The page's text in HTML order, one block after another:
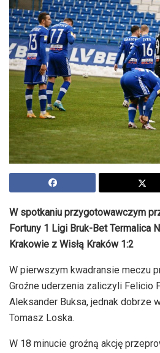
W spotkaniu przygotowawczym
Fortuny 1 Ligi Bruk-Bet Termalica
Krakowie z Wisłą Kraków 1:2
W pierwszym kwadransie meczu
Groźne uderzenia zaliczyli Felicio
Aleksander Buksa, jednak dobrze
Tomasz Loska.
W 18 minucie groźną akcję